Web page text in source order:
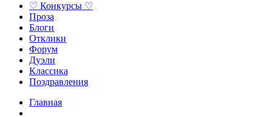
♡ Конкурсы ♡
Проза
Блоги
Отклики
Форум
Дуэли
Классика
Поздравления
Главная